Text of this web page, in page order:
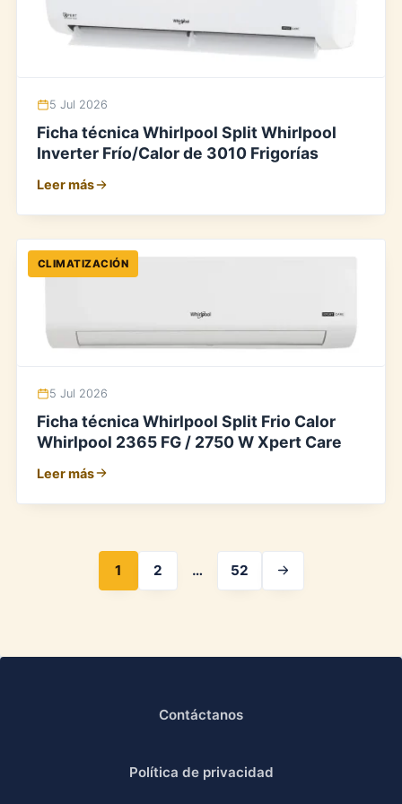
5 Jul 2026
Ficha técnica Whirlpool Split Whirlpool
Inverter Frío/Calor de 3010 Frigorías
Leer más
CLIMATIZACIÓN
5 Jul 2026
Ficha técnica Whirlpool Split Frio Calor
Whirlpool 2365 FG / 2750 W Xpert Care
Leer más
1 2 … 52
Contáctanos
Política de privacidad